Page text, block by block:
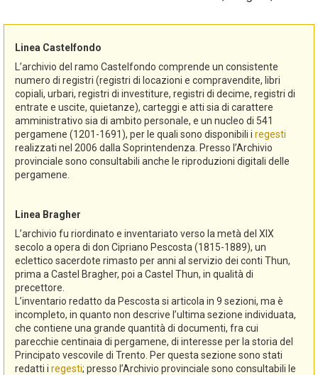
Linea Castelfondo
L’archivio del ramo Castelfondo comprende un consistente
numero di registri (registri di locazioni e compravendite, libri
copiali, urbari, registri di investiture, registri di decime, registri di
entrate e uscite, quietanze), carteggi e atti sia di carattere
amministrativo sia di ambito personale, e un nucleo di 541
pergamene (1201-1691), per le quali sono disponibili i regesti
realizzati nel 2006 dalla Soprintendenza. Presso l’Archivio
provinciale sono consultabili anche le riproduzioni digitali delle
pergamene.
Linea Bragher
L’archivio fu riordinato e inventariato verso la metà del XIX
secolo a opera di don Cipriano Pescosta (1815-1889), un
eclettico sacerdote rimasto per anni al servizio dei conti Thun,
prima a Castel Bragher, poi a Castel Thun, in qualità di
precettore.
L’inventario redatto da Pescosta si articola in 9 sezioni, ma è
incompleto, in quanto non descrive l’ultima sezione individuata,
che contiene una grande quantità di documenti, fra cui
parecchie centinaia di pergamene, di interesse per la storia del
Principato vescovile di Trento. Per questa sezione sono stati
redatti i regesti; presso l’Archivio provinciale sono consultabili le